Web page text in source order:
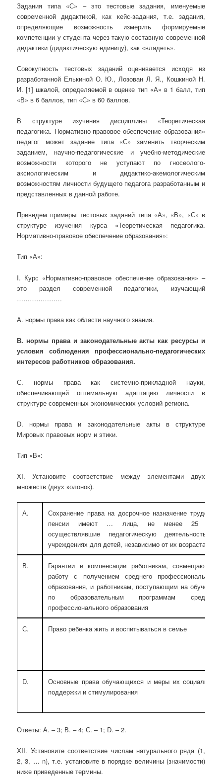
Задания типа «С» – это тестовые задания, именуемые
современной дидактикой, как кейс-задания, т.е. задания,
определяющие возможность измерить формируемые
компетенции у студента через такую составную современной
дидактики (дидактическую единицу), как «владеть».
Совокупность тестовых заданий оценивается исходя из
разработанной Елькиной О. Ю., Лозован Л. Я., Кошкиной Н.
И. [1] шкалой, определяемой в оценке тип «А» в 1 балл, тип
«В» в 6 баллов, тип «С» в 60 баллов.
В структуре изучения дисциплины «Теоретическая
педагогика. Нормативно-правовое обеспечение образования»
педагог может задание типа «С» заменить творческим
заданием, научно-педагогические и учебно-методические
возможности которого не уступают по гносеолого-
аксиологическим и дидактико-акемологическим
возможностям личности будущего педагога разработанным и
представленных в данной работе.
Приведем примеры тестовых заданий типа «А», «В», «С» в
структуре изучения курса «Теоретическая педагогика.
Нормативно-правовое обеспечение образования»:
Тип «А»:
I. Курс «Нормативно-правовое обеспечение образования» –
это раздел современной педагогики, изучающий
…………………
А. нормы права как области научного знания.
В. нормы права и законодательные акты как ресурсы и
условия соблюдения профессионально-педагогических
интересов работников образования.
С. нормы права как системно-прикладной науки,
обеспечивающей оптимальную адаптацию личности в
структуре современных экономических условий региона.
D. нормы права и законодательные акты в структуре
Мировых правовых норм и этики.
Тип «В»:
XI. Установите соответствие между элементами двух
множеств (двух колонок).
А.
Сохранение права на досрочное назначение трудовой
пенсии имеют … лица, не менее 25 лет
осуществлявшие педагогическую деятельность в
учреждениях для детей, независимо от их возраста
В.
Гарантии и компенсации работникам, совмещающим
работу с получением среднего профессионального
образования, и работникам, поступающим на обучение
по образовательным программам среднего
профессионального образования
С. Право ребенка жить и воспитываться в семье
D.
Основные права обучающихся и меры их социальной
поддержки и стимулирования
Ответы: А. – 3; В. – 4; С. – 1; D. – 2.
XII. Установите соответствие числам натурального ряда (1,
2, 3, … n), т.е. установите в порядке величины (значимости)
ниже приведенные термины.